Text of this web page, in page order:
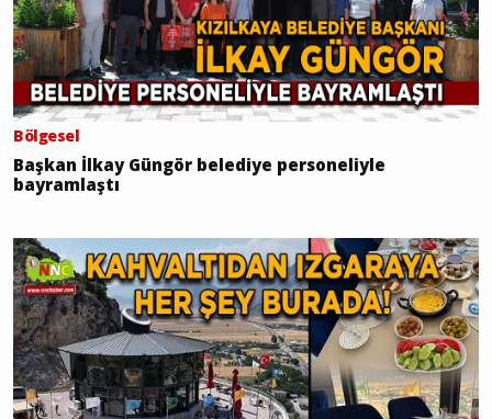
Bölgesel
Başkan İlkay Güngör belediye personeliyle
bayramlaştı